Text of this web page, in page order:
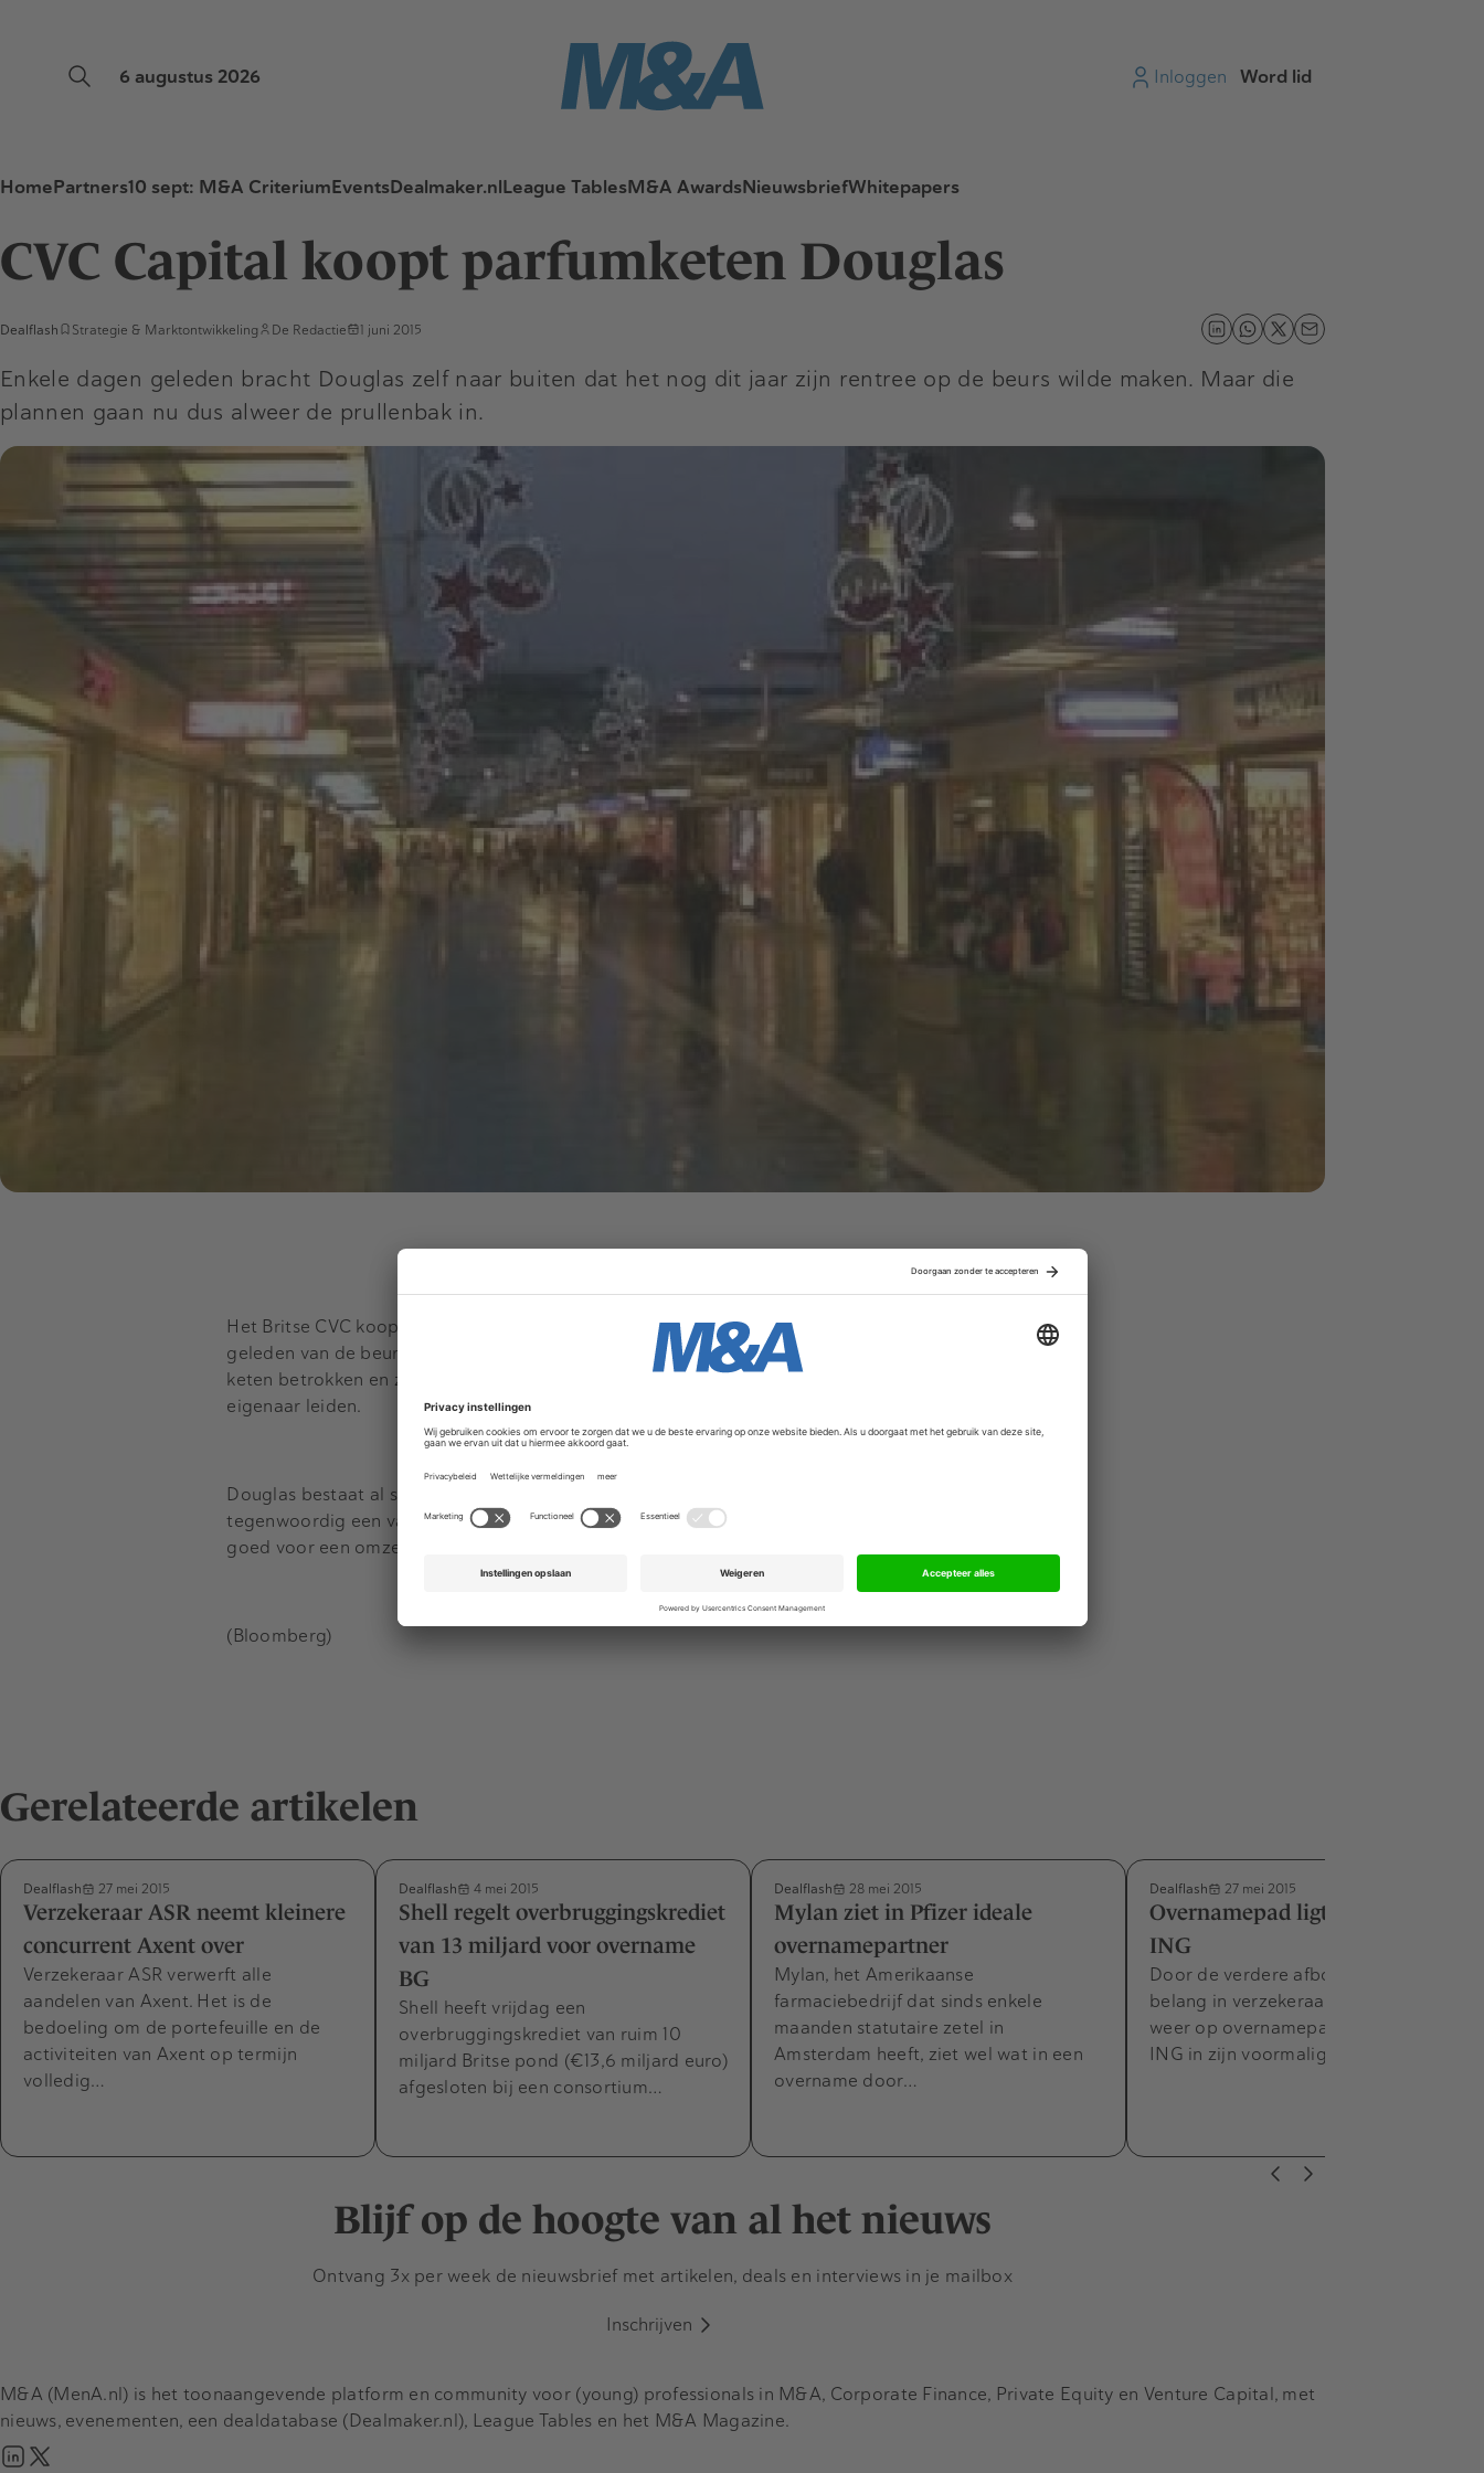
6 augustus 2026 Inloggen Word lid
HomePartners10 sept: M&A CriteriumEventsDealmaker.nlLeague TablesM&A AwardsNieuwsbriefWhitepapers
CVC Capital koopt parfumketen Douglas
Dealflash Strategie & Marktontwikkeling De Redactie 1 juni 2015
Enkele dagen geleden bracht Douglas zelf naar buiten dat het nog dit jaar zijn rentree op de beurs wilde maken. Maar die
plannen gaan nu dus alweer de prullenbak in.
Het Britse CVC koopt Douglas van het Amerikaanse Advent International, dat het bedrijf drie jaar
geleden van de beurs haalde. De familie Kreke, die al jaren de dienst uitmaakt bij Douglas, blijft bij de
keten betrokken en zal extra investeren. Topman Henning Kreke blijft het bedrijf ook onder de nieuwe
eigenaar leiden.
Douglas bestaat al sinds de negentiende eeuw. Met meer dan 1700 filialen in negentien landen is het
tegenwoordig een van de grootste spelers op de Europese cosmeticamarkt. De keten was vorig jaar
goed voor een omzet van 2,5 miljard euro.
(Bloomberg)
Gerelateerde artikelen
Dealflash 27 mei 2015
Verzekeraar ASR neemt kleinere
concurrent Axent over
Verzekeraar ASR verwerft alle
aandelen van Axent. Het is de
bedoeling om de portefeuille en de
activiteiten van Axent op termijn
volledig…
Dealflash 4 mei 2015
Shell regelt overbruggingskrediet
van 13 miljard voor overname
BG
Shell heeft vrijdag een
overbruggingskrediet van ruim 10
miljard Britse pond (€13,6 miljard euro)
afgesloten bij een consortium…
Dealflash 28 mei 2015
Mylan ziet in Pfizer ideale
overnamepartner
Mylan, het Amerikaanse
farmaciebedrijf dat sinds enkele
maanden statutaire zetel in
Amsterdam heeft, ziet wel wat in een
overname door…
Dealflash 27 mei 2015
Overnamepad ligt weer vrij voor
ING
Door de verdere afbouw van het
belang in verzekeraar NN mag ING
weer op overnamepad. Het belang van
ING in zijn voormalige dochter is nu…
Blijf op de hoogte van al het nieuws
Ontvang 3x per week de nieuwsbrief met artikelen, deals en interviews in je mailbox
Inschrijven
M&A (MenA.nl) is het toonaangevende platform en community voor (young) professionals in M&A, Corporate Finance, Private Equity en Venture Capital, met
nieuws, evenementen, een dealdatabase (Dealmaker.nl), League Tables en het M&A Magazine.